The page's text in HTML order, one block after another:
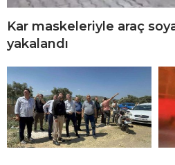
Kar maskeleriyle araç
yakalandı